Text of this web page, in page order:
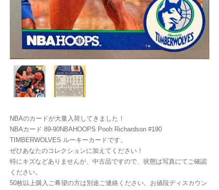
NBAのカードが大量入荷してきました！
NBAカード 89-90NBAHOOPS Pooh Richardson #190
TIMBERWOLVES ルーキーカードです。
ぜひあなたのコレクションに加えてください！
特にキズなどありませんが、中古品ですので、状態は写真にてご確認
ください。
50枚以上購入ご希望の方は別途ご連絡ください。お値段ディスカウン